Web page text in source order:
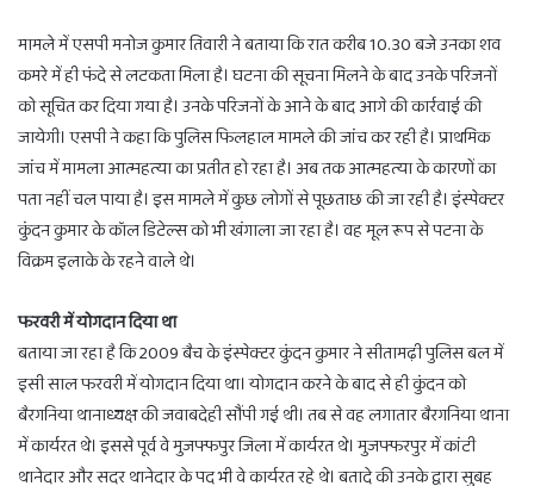
मामले में एसपी मनोज कुमार तिवारी ने बताया कि रात करीब 10.30 बजे उनका शव
कमरे में ही फंदे से लटकता मिला है। घटना की सूचना मिलने के बाद उनके परिजनों
को सूचित कर दिया गया है। उनके परिजनों के आने के बाद आगे की कार्रवाई की
जायेगी।एसपी ने कहा कि पुलिस फिलहाल मामले की जांच कर रही है। प्राथमिक
जांच में मामला आत्महत्या का प्रतीत हो रहा है। अब तक आत्महत्या के कारणों का
पता नहीं चल पाया है। इस मामले में कुछ लोगों से पूछताछ की जा रही है। इंस्पेक्टर
कुंदन कुमार के कॉल डिटेल्स को भी खंगाला जा रहा है। वह मूल रूप से पटना के
विक्रम इलाके के रहने वाले थे।
फरवरी में योगदान दिया था
बताया जा रहा है कि 2009 बैच के इंस्पेक्टर कुंदन कुमार ने सीतामढ़ी पुलिस बल में
इसी साल फरवरी में योगदान दिया था। योगदान करने के बाद से ही कुंदन को
बैरगनिया थानाध्यक्ष की जवाबदेही सौंपी गई थी। तब से वह लगातार बैरगनिया थाना
में कार्यरत थे। इससे पूर्व वे मुजफ्फपुर जिला में कार्यरत थे। मुजफ्फरपुर में कांटी
थानेदार और सदर थानेदार के पद भी वे कार्यरत रहे थे। बतादे की उनके द्वारा सुबह